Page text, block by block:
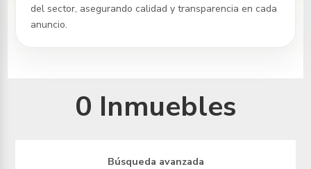
del sector, asegurando calidad y transparencia en cada
anuncio.
0 Inmuebles
Búsqueda avanzada